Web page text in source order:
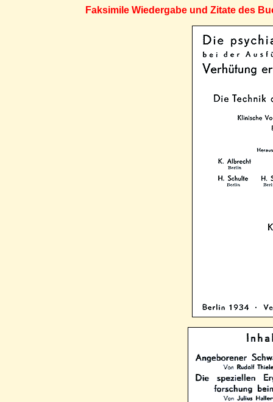
Faksimile Wiedergabe und Zitate des